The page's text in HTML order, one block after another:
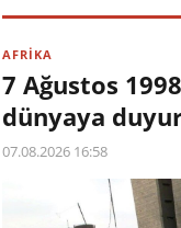
AFRİKA
7 Ağustos
dünyaya
07.08.2026 16:58